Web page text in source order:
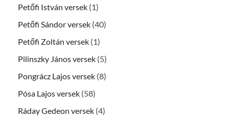
Petőfi István versek (1)
Petőfi Sándor versek (40)
Petőfi Zoltán versek (1)
Pilinszky János versek (5)
Pongrácz Lajos versek (8)
Pósa Lajos versek (58)
Ráday Gedeon versek (4)